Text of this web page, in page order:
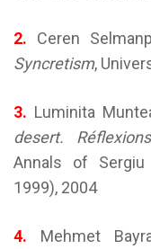
2. Ceren
Syncretism,
3. Luminita
desert.
Annals of
1999), 2004
4. Mehmet